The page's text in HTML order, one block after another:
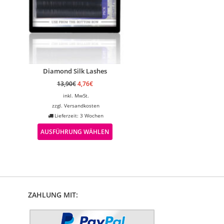
Diamond Silk Lashes
13,90€4,76€
inkl. MwSt.
zzgl.Versandkosten
Lieferzeit: 3 Wochen
AUSFÜHRUNG WÄHLEN
ZAHLUNG MIT: